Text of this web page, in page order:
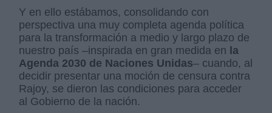
Y en ello estábamos, consolidando con
perspectiva una muy completa agenda política
para la transformación a medio y largo plazo de
nuestro país –inspirada en gran medida en la
Agenda 2030 de Naciones Unidas– cuando, al
decidir presentar una moción de censura contra
Rajoy, se dieron las condiciones para acceder
al Gobierno de la nación.